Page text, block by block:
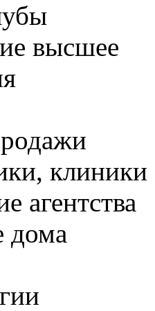
высшее
клиники
агентства
дома